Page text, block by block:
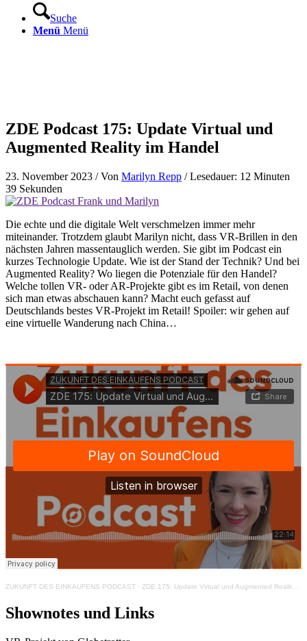
Suche
Menü Menü
ZDE Podcast 175: Update Virtual und
Augmented Reality im Handel
23. November 2023 / Von Marilyn Repp / Lesedauer: 12 Minuten
39 Sekunden
Die echte und die digitale Welt verschmelzen immer mehr
miteinander. Trotzdem glaubt Marilyn nicht, dass VR-Brillen in den
nächsten Jahren massentauglich werden. Sie gibt im Podcast ein
kurzes Technologie Update. Wie ist der Stand der Technik? Und bei
Augmented Reality? Wo liegen die Potenziale für den Handel?
Welche tollen VR- oder AR-Projekte gibt es im Retail, von denen
sich man etwas abschauen kann? Macht euch gefasst auf
Deutschlands bestes VR-Projekt im Retail! Spoiler: wir gehen auf
eine virtuelle Wanderung nach China…
ZUKUNFT DES EINKAUFENS PODCAST · ZDE 175: Update Virtual und Augmented Reality im Handel
Shownotes und Links